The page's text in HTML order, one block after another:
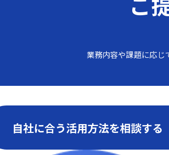
業務内容や課題に応じ
自社に合う活用方法を相談する